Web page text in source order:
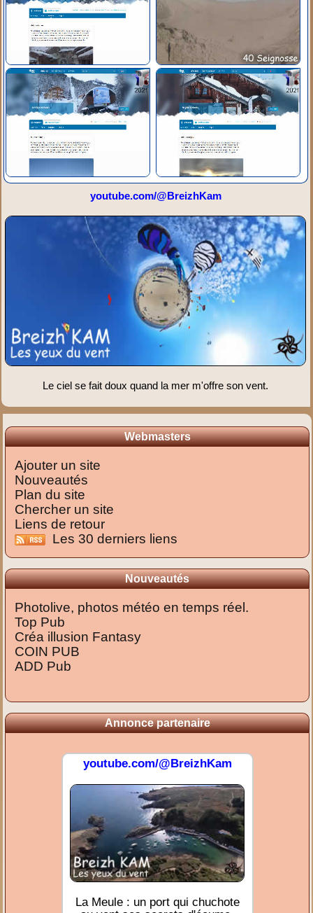
youtube.com/@BreizhKam
Le ciel se fait doux quand la mer m'offre son vent.
Webmasters
Ajouter un site
Nouveautés
Plan du site
Chercher un site
Liens de retour
Les 30 derniers liens
Nouveautés
Photolive, photos météo en temps réel.
Top Pub
Créa illusion Fantasy
COIN PUB
ADD Pub
Annonce partenaire
youtube.com/@BreizhKam
La Meule : un port qui chuchote